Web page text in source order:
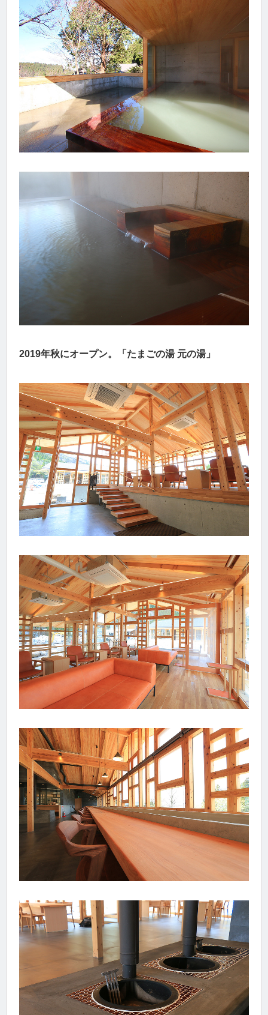
2019年秋にオープン。「たまごの湯 元の湯」